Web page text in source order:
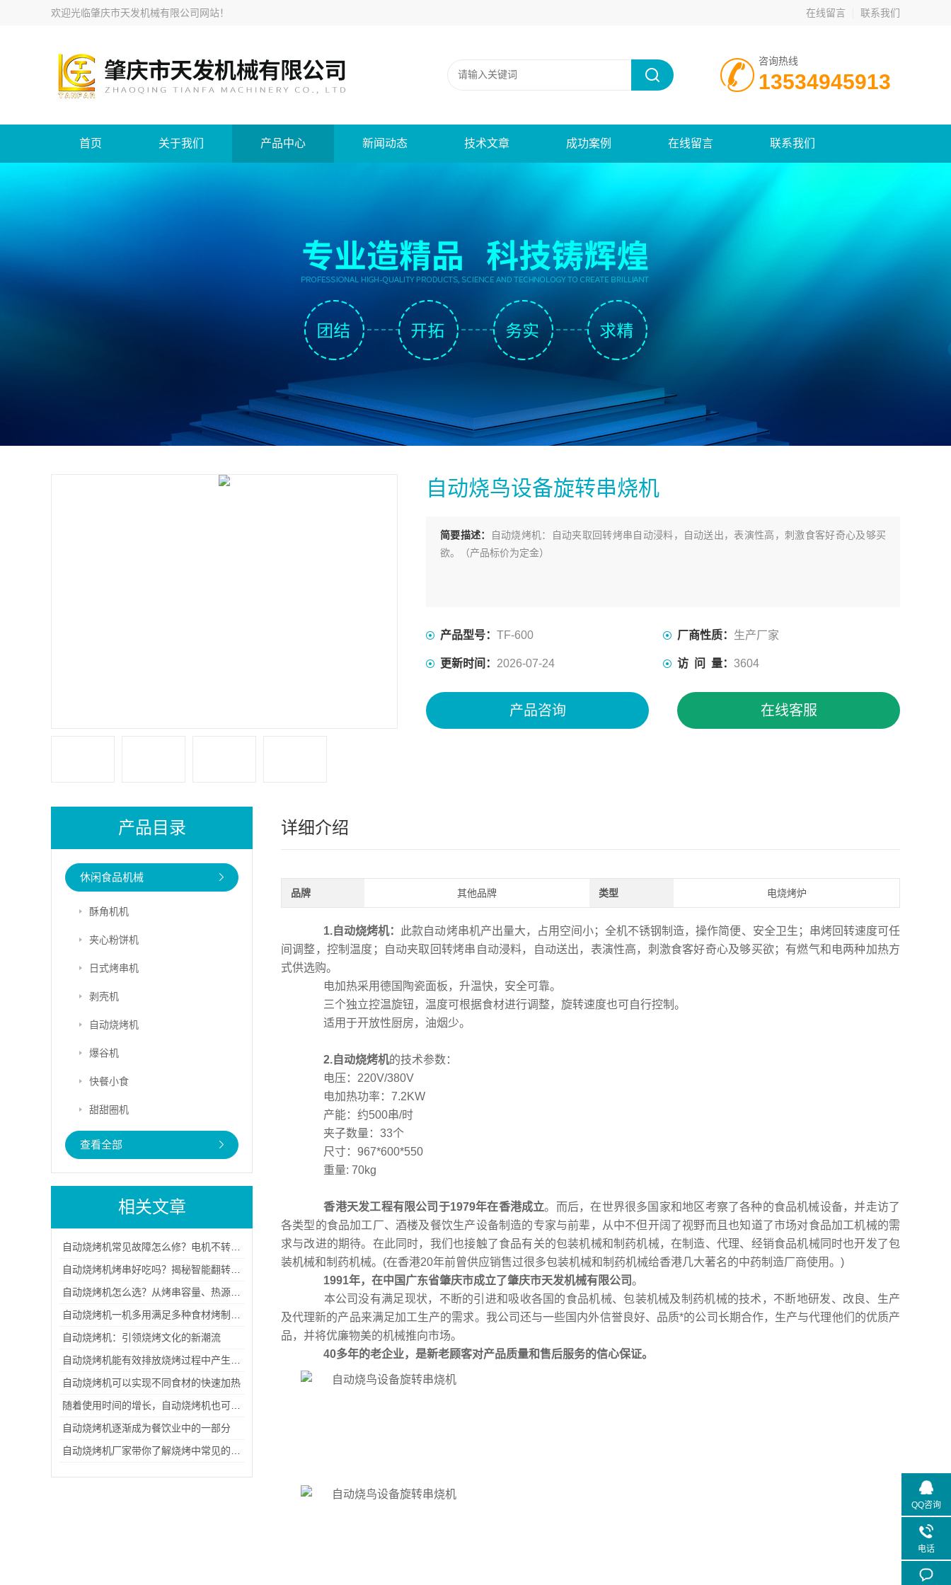
欢迎光临肇庆市天发机械有限公司网站！ 在线留言 联系我们
咨询热线
13534945913
首页 关于我们 产品中心 新闻动态 技术文章 成功案例 在线留言 联系我们
自动烧鸟设备旋转串烧机
简要描述：
自动烧烤机：自动夹取回转烤串自动浸料，自动送出，表演性高，刺激食客好奇心及够买
欲。（产品标价为定金）
产品型号： TF-600 厂商性质： 生产厂家
更新时间： 2026-07-24 访 问 量： 3604
产品咨询 在线客服
产品目录
休闲食品机械
酥角机机
夹心粉饼机
日式烤串机
剥壳机
自动烧烤机
爆谷机
快餐小食
甜甜圈机
查看全部
相关文章
自动烧烤机：引领烧烤文化的新潮流
自动烧烤机可以实现不同食材的快速加热
自动烧烤机逐渐成为餐饮业中的一部分
详细介绍
品牌 其他品牌 类型 电烧烤炉
1.自动烧烤机： 此款自动烤串机产出量大，占用空间小；全机不锈钢制造，操作简便、安全卫生；串烤回转速度可任
间调整，控制温度；自动夹取回转烤串自动浸料，自动送出，表演性高，刺激食客好奇心及够买欲；有燃气和电两种加热方
式供选购。
电加热采用德国陶瓷面板，升温快，安全可靠。
三个独立控温旋钮，温度可根据食材进行调整，旋转速度也可自行控制。
适用于开放性厨房，油烟少。
2.自动烧烤机的技术参数：
电压：220V/380V
电加热功率：7.2KW
产能：约500串/时
夹子数量：33个
尺寸：967*600*550
重量: 70kg
香港天发工程有限公司于1979年在香港成立。而后，在世界很多国家和地区考察了各种的食品机械设备，并走访了
各类型的食品加工厂、酒楼及餐饮生产设备制造的专家与前辈，从中不但开阔了视野而且也知道了市场对食品加工机械的需
求与改进的期待。在此同时，我们也接触了食品有关的包装机械和制药机械，在制造、代理、经销食品机械同时也开发了包
装机械和制药机械。(在香港20年前曾供应销售过很多包装机械和制药机械给香港几大著名的中药制造厂商使用。)
1991年，在中国广东省肇庆市成立了肇庆市天发机械有限公司。
本公司没有满足现状，不断的引进和吸收各国的食品机械、包装机械及制药机械的技术，不断地研发、改良、生产
及代理新的产品来满足加工生产的需求。我公司还与一些国内外信誉良好、品质*的公司长期合作，生产与代理他们的优质产
品，并将优廉物美的机械推向市场。
40多年的老企业，是新老顾客对产品质量和售后服务的信心保证。
QQ咨询
电话